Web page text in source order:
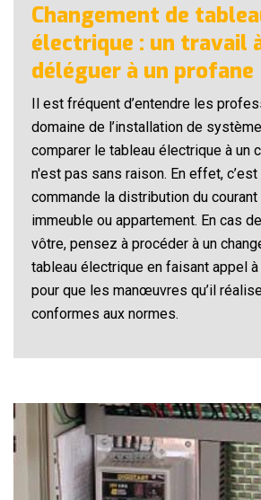
Changement de
électrique : un travail
déléguer à un profane
Il est fréquent d’entendre les
domaine de l’installation de
comparer le tableau électrique à un
n'est pas sans raison. En effet,
commande la distribution du courant
immeuble ou appartement. En cas
vôtre, pensez à procéder à un
tableau électrique en faisant appel
pour que les manœuvres qu’il
conformes aux normes.